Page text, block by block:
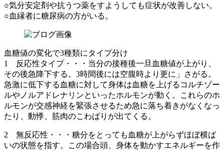
○気分安定剤や抗うつ薬をすようしても症状が改善しない。
○血縁者に糖尿病の方がいる。
血糖値の変化で3種類にタイプ分け
1 反応性タイプ・・・当分の接種後一旦血糖値が上がり、
その後急降下する。3時間後には空腹時より更に」さがる。
急激に低下する血糖に対して身体は血糖を上げるコルチゾー
ルやノルアドレナリンといったホルモンが動く。これらのホ
ルモンが交感神経を緊張させるため急に落ち着きがなくなっ
たり、動悸、筋肉のこわばりが出てくる。
2 無反応性・・・糖分をとっても血糖が上がらずほぼ横ば
いの状態を指す。この場合頭、身体を動かすエネルギーを作